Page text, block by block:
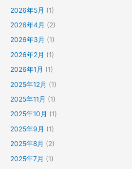
2026年5月 (1)
2026年4月 (2)
2026年3月 (1)
2026年2月 (1)
2026年1月 (1)
2025年12月 (1)
2025年11月 (1)
2025年10月 (1)
2025年9月 (1)
2025年8月 (2)
2025年7月 (1)